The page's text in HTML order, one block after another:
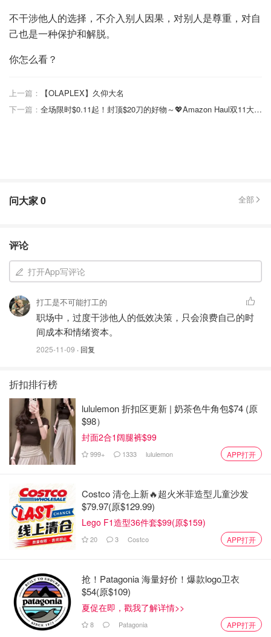
不干涉他人的选择，不介入别人因果，对别人是尊重，对自
己也是一种保护和解脱。
你怎么看？
上一篇：
【OLAPLEX】久仰大名
下一篇：
全场限时$0.11起！封顶$20刀的好物～💖Amazon Haul双11大促太上头了！
问大家0 全部
评论
打开App写评论
打工是不可能打工的
职场中，过度干涉他人的低效决策，只会浪费自己的时
间成本和情绪资本。
2025-11-09 · 回复
折扣排行榜
lululemon 折扣区更新 | 奶茶色牛角包$74 (原
$98）
封面2合1阔腿裤$99
999+ 1333 lululemon APP打开
Costco 清仓上新🔥超火米菲造型儿童沙发
$79.97(原$129.99)
Lego F1造型36件套$99(原$159)
20 3 Costco APP打开
抢！Patagonia 海量好价！爆款logo卫衣
$54(原$109)
夏促在即，戳我了解详情>>
8 Patagonia APP打开